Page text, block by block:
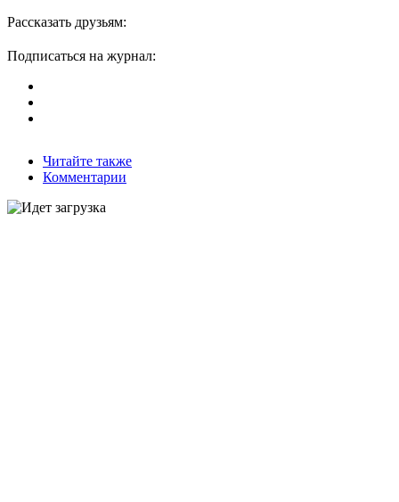
Рассказать друзьям:
Подписаться на журнал:
Читайте также
Комментарии